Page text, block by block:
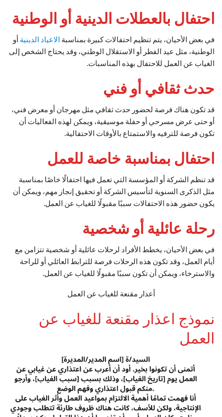
احتفال بالعطلات الدينية أو الوطنية
في بعض الأحيان، يتم تنظيم احتفالات كبيرة بمناسبة الاعياد الدينية أو
الوطنية، مثل عيد الفطر أو الاستقلال الوطني، وقد يحتاج الشخص إلى
الغياب عن العمل للاحتفال بهذه المناسبات.
حدث ثقافي أو فني
قد تكون هناك فرصة لحضور حدث ثقافي مثل مهرجان أو معرض فني،
أو حتى عرض مسرحي أو حفلة موسيقية، ويمكن لهذه الفعاليات أن
تكون فرصة للترفيه والاستمتاع بالأوقات الاحتفالية.
احتفال بمناسبة خاصة للعمل
قد تنظم الشركة أو المؤسسة التي تعمل فيها احتفالًا خاصًا بمناسبة
مثل الذكرى السنوية لتأسيس الشركة أو تحقيق إنجاز مهم، ويمكن أن
يكون حضور هذه الاحتفالات سببًا مقبولًا للغياب عن العمل.
رحلة عائلية أو شخصية
في بعض الأحيان، يخطط الأفراد لرحلات عائلية أو شخصية تتزامن مع
أيام العمل، وقد تكون هذه الرحلات فرصة للترابط العائلي أو للراحة
والاسترخاء، ويمكن أن تكون سببًا مقبولًا للغياب عن العمل.
أعذار مقنعة للغياب عن العمل
نموذج اعذار مقنعة للغياب عن
العمل